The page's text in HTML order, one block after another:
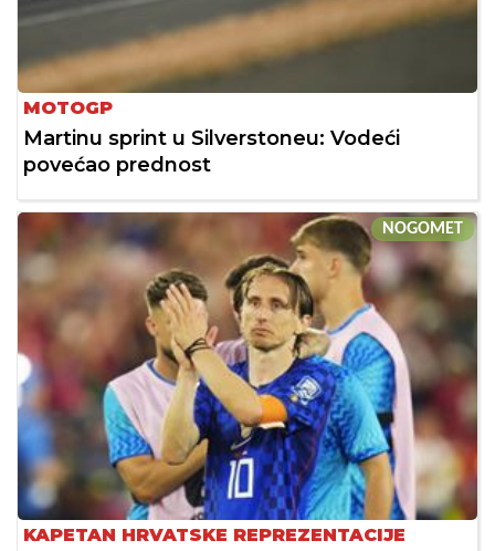
MOTOGP
Martinu sprint u Silverstoneu: Vodeći
povećao prednost
NOGOMET
KAPETAN HRVATSKE REPREZENTACIJE